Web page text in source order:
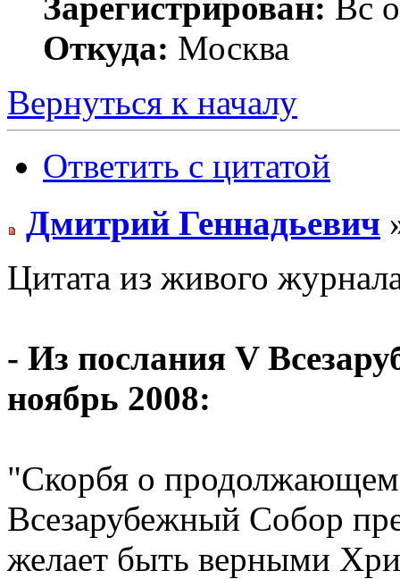
Зарегистрирован: Вс
Откуда: Москва
Вернуться к началу
Ответить с цитатой
Дмитрий Геннадьевич
Цитата из живого
- Из послания V
ноябрь 2008:
"Скорбя о
Всезарубежный Собор
желает быть верными